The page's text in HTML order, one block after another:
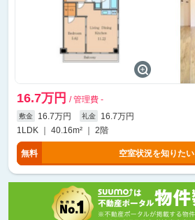
16.7万円 / 管理費 -
敷金 16.7万円 礼金
16.7万円
1LDK ｜ 40.16m² ｜ 2階
無料 空室状況を知りたい